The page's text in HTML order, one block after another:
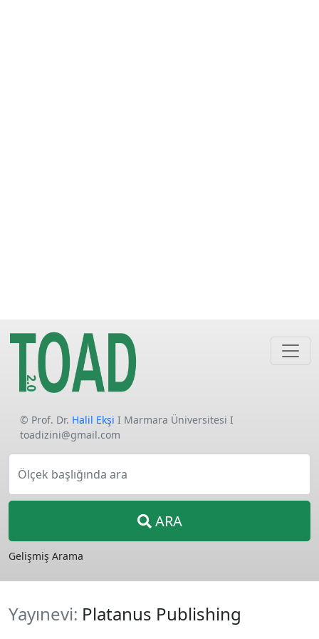
© Prof. Dr. Halil Ekşi I Marmara Üniversitesi I
toadizini@gmail.com
Ölçek başlığında ara
ARA
Gelişmiş Arama
Yayınevi: Platanus Publishing